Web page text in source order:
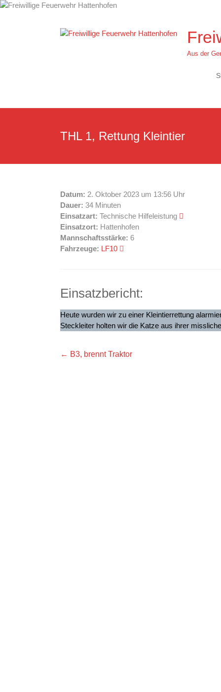
Zum
Aus der
THL 1, Rettung Kleintier
Datum: 2. Oktober 2023 um 13:56 Uhr
Dauer: 34 Minuten
Einsatzart: Technische Hilfeleistung
Einsatzort: Hattenhofen
Mannschaftsstärke: 6
Fahrzeuge: LF10
Einsatzbericht:
Heute wurden wir zu einer Kleintierrettung
Steckleiter holten wir die Katze aus ihrer
← B3, brennt Traktor